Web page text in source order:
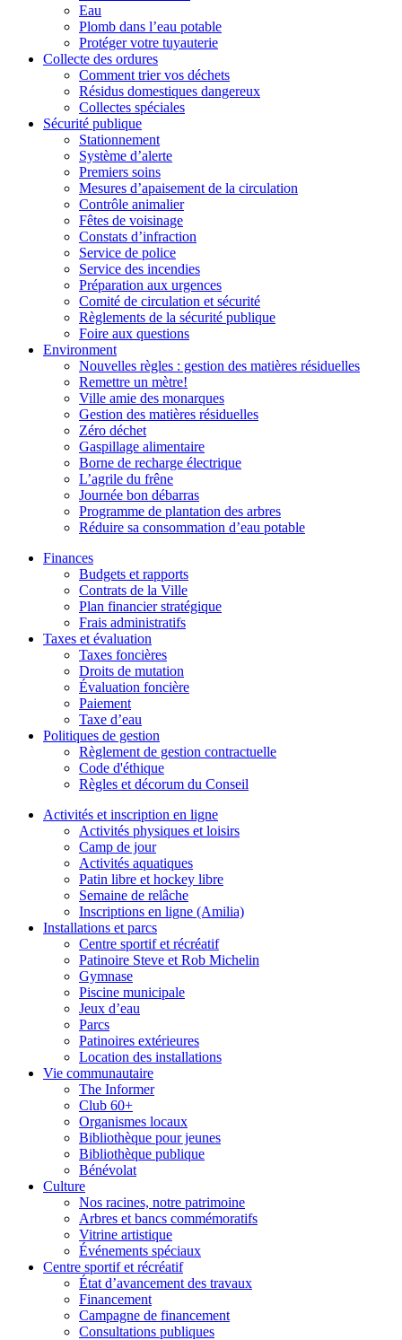
Eau
Plomb dans l’eau potable
Protéger votre tuyauterie
Collecte des ordures
Comment trier vos déchets
Résidus domestiques dangereux
Collectes spéciales
Sécurité publique
Stationnement
Système d’alerte
Premiers soins
Mesures d’apaisement de la circulation
Contrôle animalier
Fêtes de voisinage
Constats d’infraction
Service de police
Service des incendies
Préparation aux urgences
Comité de circulation et sécurité
Règlements de la sécurité publique
Foire aux questions
Environment
Nouvelles règles : gestion des matières résiduelles
Remettre un mètre!
Ville amie des monarques
Gestion des matières résiduelles
Zéro déchet
Gaspillage alimentaire
Borne de recharge électrique
L’agrile du frêne
Journée bon débarras
Programme de plantation des arbres
Réduire sa consommation d’eau potable
Finances
Budgets et rapports
Contrats de la Ville
Plan financier stratégique
Frais administratifs
Taxes et évaluation
Taxes foncières
Droits de mutation
Évaluation foncière
Paiement
Taxe d’eau
Politiques de gestion
Règlement de gestion contractuelle
Code d'éthique
Règles et décorum du Conseil
Activités et inscription en ligne
Activités physiques et loisirs
Camp de jour
Activités aquatiques
Patin libre et hockey libre
Semaine de relâche
Inscriptions en ligne (Amilia)
Installations et parcs
Centre sportif et récréatif
Patinoire Steve et Rob Michelin
Gymnase
Piscine municipale
Jeux d’eau
Parcs
Patinoires extérieures
Location des installations
Vie communautaire
The Informer
Club 60+
Organismes locaux
Bibliothèque pour jeunes
Bibliothèque publique
Bénévolat
Culture
Nos racines, notre patrimoine
Arbres et bancs commémoratifs
Vitrine artistique
Événements spéciaux
Centre sportif et récréatif
État d’avancement des travaux
Financement
Campagne de financement
Consultations publiques